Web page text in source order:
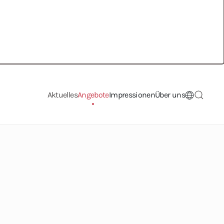
AktuellesAngeboteImpressionenÜber uns